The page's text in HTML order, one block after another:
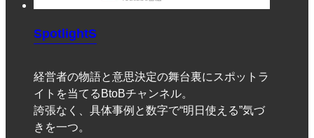
SpotlightS
経営者の物語と意思決定の舞台裏にスポットラ
イトを当てるBtoBチャンネル。
誇張なく、具体事例と数字で“明日使える”気づ
きを一つ。